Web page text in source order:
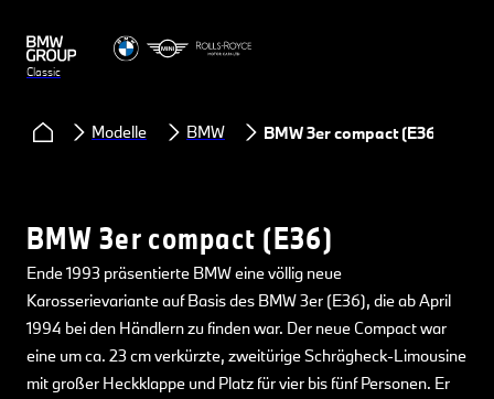
Classic
Modelle BMW BMW 3er compact (E36)
BMW 3er compact (E36)
Ende 1993 präsentierte BMW eine völlig neue
Karosserievariante auf Basis des BMW 3er (E36), die ab April
1994 bei den Händlern zu finden war. Der neue Compact war
eine um ca. 23 cm verkürzte, zweitürige Schrägheck-Limousine
mit großer Heckklappe und Platz für vier bis fünf Personen. Er